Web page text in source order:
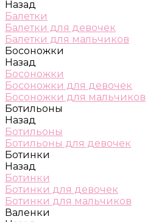
Назад
Балетки
Балетки для девочек
Балетки для мальчиков
Босоножки
Назад
Босоножки
Босоножки для девочек
Босоножки для мальчиков
Ботильоны
Назад
Ботильоны
Ботильоны для девочек
Ботинки
Назад
Ботинки
Ботинки для девочек
Ботинки для мальчиков
Валенки